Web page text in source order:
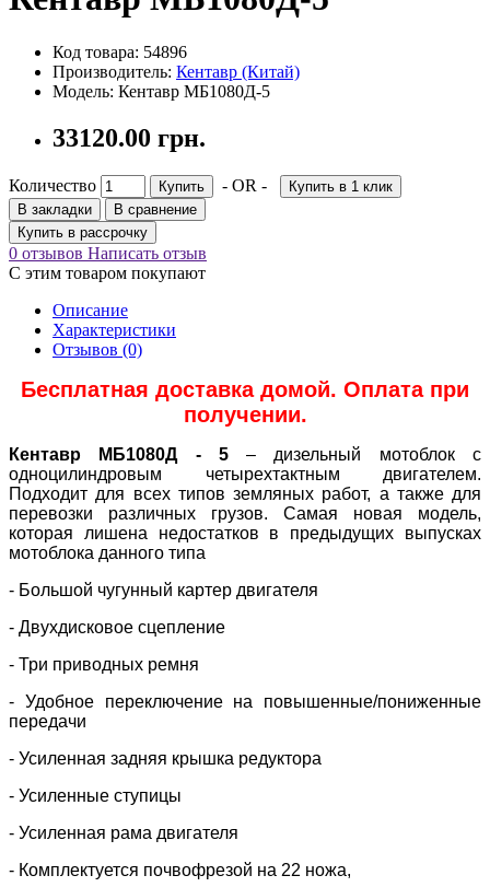
Код товара: 54896
Производитель: Кентавр (Китай)
Модель: Кентавр МБ1080Д-5
33120.00 грн.
Количество Купить - OR -
Купить в 1 клик
В закладки
В сравнение
Купить в рассрочку
0 отзывов Написать отзыв
С этим товаром покупают
Описание
Характеристики
Отзывов (0)
Бесплатная доставка домой. Оплата при
получении.
Кентавр МБ1080Д - 5– дизельный мотоблок с
одноцилиндровым четырехтактным двигателем.
Подходит для всех типов земляных работ, а также для
перевозки различных грузов. Самая новая модель,
которая лишена недостатков в предыдущих выпусках
мотоблока данного типа
- Большой чугунный картер двигателя
- Двухдисковое сцепление
- Три приводных ремня
- Удобное переключение на повышенные/пониженные
передачи
- Усиленная задняя крышка редуктора
- Усиленные ступицы
- Усиленная рама двигателя
- Комплектуется почвофрезой на 22 ножа,